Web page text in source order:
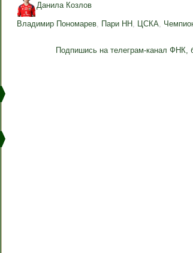
Данила Козлов
Владимир Пономарев, Пари НН , ЦСКА,
Подпишись на телеграм-канал ФНК,